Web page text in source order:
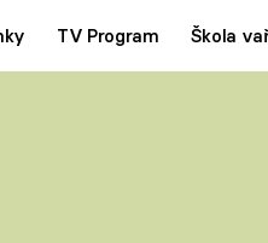
TV Program Škola